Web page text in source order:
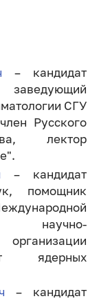
– кандидат
СГУ
Русского
лектор
– кандидат
помощник
научно-
ядерных
– кандидат